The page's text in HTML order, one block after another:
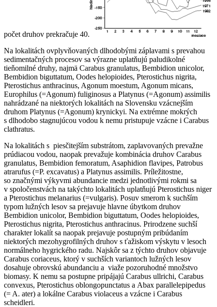
počet druhov prekračuje 40.
Na lokalitách ovplyvňovaných dlhodobými záplavami s prevahou
sedimentačných procesov sa výrazne uplatňujú paludikolné
tieňomilné druhy, najmä Carabus granulatus, Bembidion unicolor,
Bembidion biguttatum, Oodes helopioides, Pterostichus nigrita,
Pterostichus anthracinus, Agonum moestum, Agonum micans,
Europhilus (=Agonum) fuliginosus a Platynus (=Agonum) assimilis
nahrádzané na niektorých lokalitách na Slovensku vzácnejším
druhom Platynus (=Agonum) krynickyi. Na extrémne mokrých
s dlhodobo stagnujúcou vodou k nemu pristupuje vzácne i Carabus
clathratus.
Na lokalitách s piesčitejším substrátom, zaplavovaných prevažne
prúdiacou vodou, naopak prevažuje kombinácia druhov Carabus
granulatus, Bembidion femoratum, Asaphidion flavipes, Patrobus
atrarufus (=P. excavatus) a Platynus assimilis. Príležitostne,
so značnými výkyvmi abundancie medzi jednotlivými rokmi sa
v spoločenstvách na takýchto lokalitách uplatňujú Pterostichus niger
a Pterostichus melanarius (=vulgaris). Posuv smerom k suchším
typom lužných lesov sa prejavuje hlavne úbytkom druhov
Bembidion unicolor, Bembidion biguttatum, Oodes helopioides,
Pterostichus nigrita, Pterostichus anthracinus. Prirodzene suchší
charakter lokalít sa naopak prejavuje postupným pribúdaním
niektorých mezohygrofilných druhov s ťažiskom výskytu v lesoch
normálneho hygrického radu. Najskôr sa z týchto druhov objavuje
Carabus coriaceus, ktorý v suchších variantoch lužných lesov
dosahuje obrovskú abundanciu a viaže pozoruhodné množstvo
biomasy. K nemu sa postupne pripájajú Carabus ullrichi, Carabus
convexus, Pterostichus oblongopunctatus a Abax parallelepipedus
(= A. ater) a lokálne Carabus violaceus a vzácne i Carabus
scheidleri.